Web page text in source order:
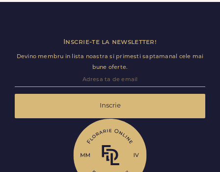
Florile sunt livrate rapid, direct de curierii nostri proprii.
Inscrie-te la newsletter!
Devino membru in lista noastra si primesti saptamanal cele mai
bune oferte.
Inscrie